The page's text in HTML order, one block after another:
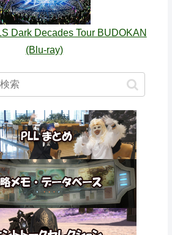
Dark Decades Tour BUDOKAN
(Blu-ray)